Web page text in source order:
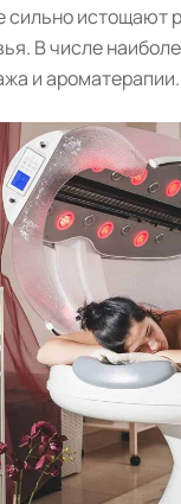
В числе
и ароматерапии.